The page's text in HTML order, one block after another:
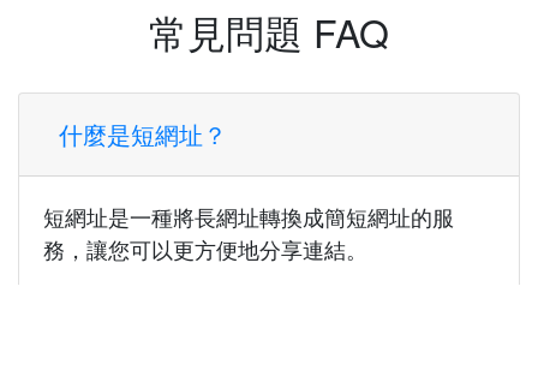
常見問題 FAQ
什麼是短網址？
短網址是一種將長網址轉換成簡短網址的服
務，讓您可以更方便地分享連結。